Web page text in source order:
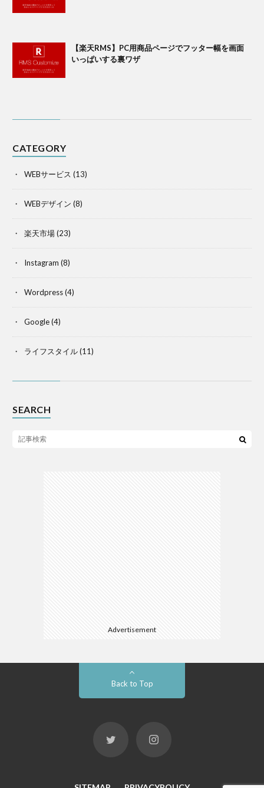
【楽天RMS】PC用商品ページでフッター幅を画面
いっぱいする裏ワザ
CATEGORY
WEBサービス (13)
WEBデザイン (8)
楽天市場(23)
Instagram (8)
Wordpress(4)
Google(4)
ライフスタイル(11)
SEARCH
Advertisement
Back to Top